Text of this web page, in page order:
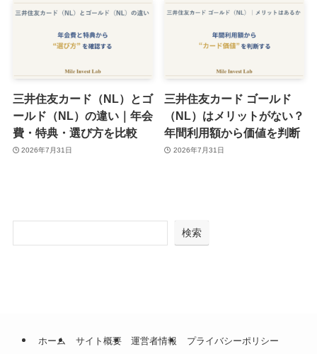
三井住友カード（NL）とゴ
ールド（NL）の違い｜年会
費・特典・選び方を比較
2026年7月31日
三井住友カード ゴールド
（NL）はメリットがない？
年間利用額から価値を判断
2026年7月31日
検索
ホーム サイト概要 運営者情報 プライバシーポリシー